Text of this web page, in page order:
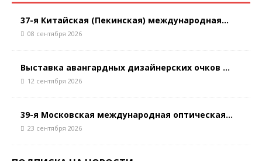
37-я Китайская (Пекинская) международная...
08 сентября 2026
Выставка авангардных дизайнерских очков ...
12 сентября 2026
39-я Московская международная оптическая...
23 сентября 2026